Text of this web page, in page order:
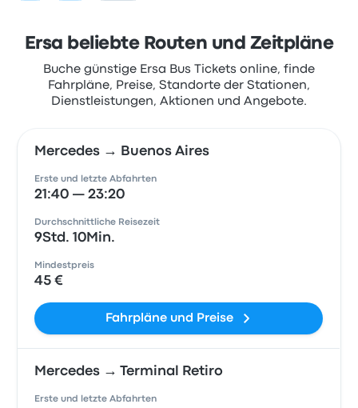
Ersa beliebte Routen und Zeitpläne
Buche günstige Ersa Bus Tickets online, finde
Fahrpläne, Preise, Standorte der Stationen,
Dienstleistungen, Aktionen und Angebote.
Mercedes → Buenos Aires
Erste und letzte Abfahrten
21:40 — 23:20
Durchschnittliche Reisezeit
9Std. 10Min.
Mindestpreis
45 €
Fahrpläne und Preise
Mercedes → Terminal Retiro
Erste und letzte Abfahrten